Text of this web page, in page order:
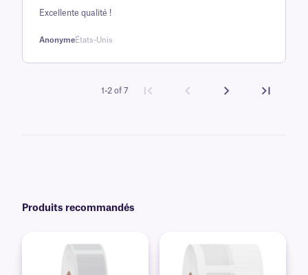
Excellente qualité !
AnonymeÉtats-Unis
1-2 of 7
Produits recommandés